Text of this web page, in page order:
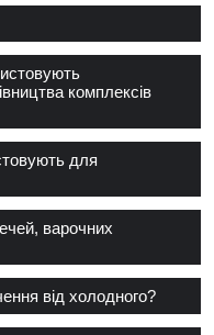
комплексів
для
варочних
від холодного?